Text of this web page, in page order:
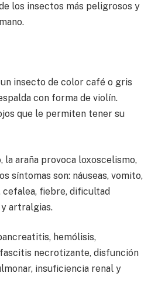
los insectos más peligrosos y
insecto de color café o gris
con forma de violín.
que le permiten tener su
la araña provoca loxoscelismo,
síntomas son: náuseas, vomito,
cefalea, fiebre, dificultad
artralgias.
hemólisis,
necrotizante, disfunción
insuficiencia renal y